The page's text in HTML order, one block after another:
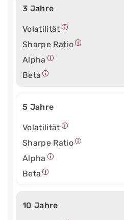
3 Jahre
Volatilität
Sharpe Ratio
Alpha
Beta
5 Jahre
Volatilität
Sharpe Ratio
Alpha
Beta
10 Jahre